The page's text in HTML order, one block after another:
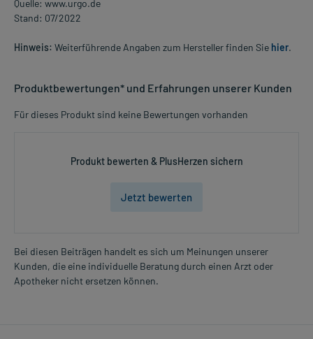
Quelle: www.urgo.de
Stand: 07/2022
Hinweis: Weiterführende Angaben zum Hersteller finden Sie hier.
Produktbewertungen* und Erfahrungen unserer Kunden
Für dieses Produkt sind keine Bewertungen vorhanden
Produkt bewerten & PlusHerzen sichern
Jetzt bewerten
Bei diesen Beiträgen handelt es sich um Meinungen unserer
Kunden, die eine individuelle Beratung durch einen Arzt oder
Apotheker nicht ersetzen können.